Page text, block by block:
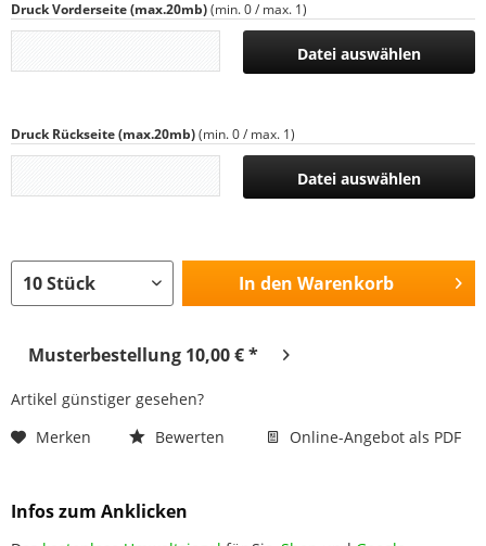
Druck Vorderseite (max.20mb)(min. 0 / max. 1)
Datei auswählen
Druck Rückseite (max.20mb)(min. 0 / max. 1)
Datei auswählen
In den Warenkorb
Musterbestellung 10,00 € *
Artikel günstiger gesehen?
Merken
Bewerten Online-Angebot als PDF
Infos zum Anklicken